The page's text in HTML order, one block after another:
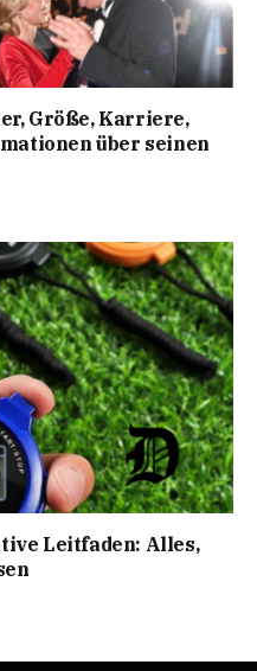
Größe, Karriere,
über seinen
Leitfaden: Alles,